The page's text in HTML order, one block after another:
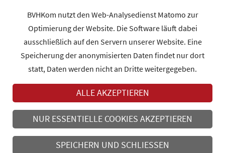
Kontakt
Datenschutz
MITGLIEDERBEREICH
BVHKom nutzt den Web-Analysedienst Matomo zur
Optimierung der Website. Die Software läuft dabei
ausschließlich auf den Servern unserer Website. Eine
Speicherung der anonymisierten Daten findet nur dort
statt, Daten werden nicht an Dritte weitergegeben.
ALLE AKZEPTIEREN
NUR ESSENTIELLE COOKIES AKZEPTIEREN
SPEICHERN UND SCHLIESSEN